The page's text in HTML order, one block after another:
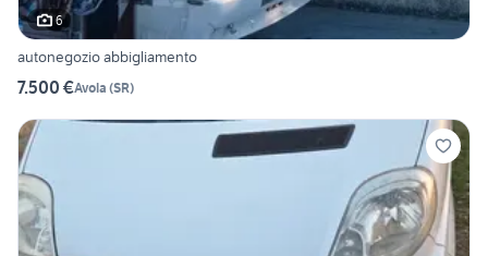
6
autonegozio abbigliamento
7.500 €Avola (SR)